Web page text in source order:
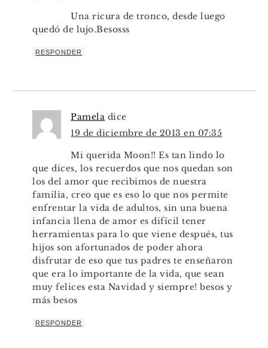
Una ricura de tronco, desde luego
quedó de lujo.Besosss
RESPONDER
Pamela dice
19 de diciembre de 2013 en 07:35
Mi querida Moon!! Es tan lindo lo
que dices, los recuerdos que nos quedan son
los del amor que recibimos de nuestra
familia, creo que es eso lo que nos permite
enfrentar la vida de adultos, sin una buena
infancia llena de amor es difícil tener
herramientas para lo que viene después, tus
hijos son afortunados de poder ahora
disfrutar de eso que tus padres te enseñaron
que era lo importante de la vida, que sean
muy felices esta Navidad y siempre! besos y
más besos
RESPONDER